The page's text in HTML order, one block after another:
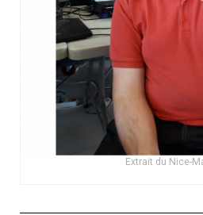
Extrait du Nice-